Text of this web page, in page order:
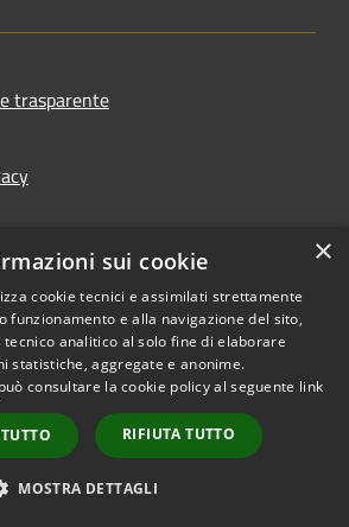
trasparente
Copyright © 2026 • Comune di
Vodo di Cadore • Powered by
Municipium•
Accesso
redazione
×
sui cookie
cookie tecnici e assimilati strettamente
funzionamento e alla navigazione del sito,
tecnico analitico al solo fine di elaborare
statistiche, aggregate e anonime.
consultare la cookie policy al seguente link
RIFIUTA TUTTO
MOSTRA DETTAGLI